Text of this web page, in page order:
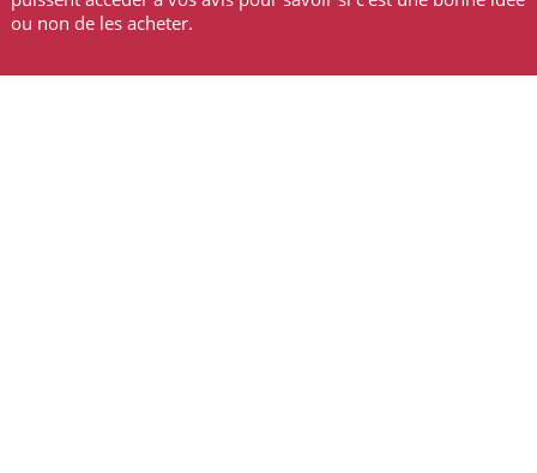
ou non de les acheter.